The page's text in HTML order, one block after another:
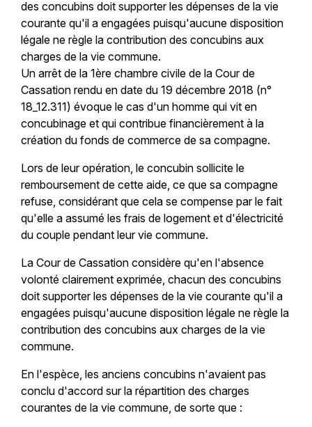
des concubins doit supporter les dépenses de la vie
courante qu'il a engagées puisqu'aucune disposition
légale ne règle la contribution des concubins aux
charges de la vie commune.
Un arrêt de la 1ère chambre civile de la Cour de
Cassation rendu en date du 19 décembre 2018 (n°
18_12.311) évoque le cas d'un homme qui vit en
concubinage et qui contribue financièrement à la
création du fonds de commerce de sa compagne.
Lors de leur opération, le concubin sollicite le
remboursement de cette aide, ce que sa compagne
refuse, considérant que cela se compense par le fait
qu'elle a assumé les frais de logement et d'électricité
du couple pendant leur vie commune.
La Cour de Cassation considère qu'en l'absence
volonté clairement exprimée, chacun des concubins
doit supporter les dépenses de la vie courante qu'il a
engagées puisqu'aucune disposition légale ne règle la
contribution des concubins aux charges de la vie
commune.
En l'espèce, les anciens concubins n'avaient pas
conclu d'accord sur la répartition des charges
courantes de la vie commune, de sorte que :